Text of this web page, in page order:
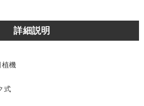
詳細説明
機
式